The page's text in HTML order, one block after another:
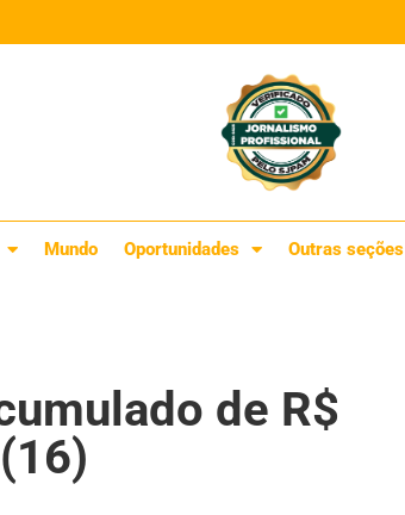
Mundo Oportunidades Outras seções
de R$